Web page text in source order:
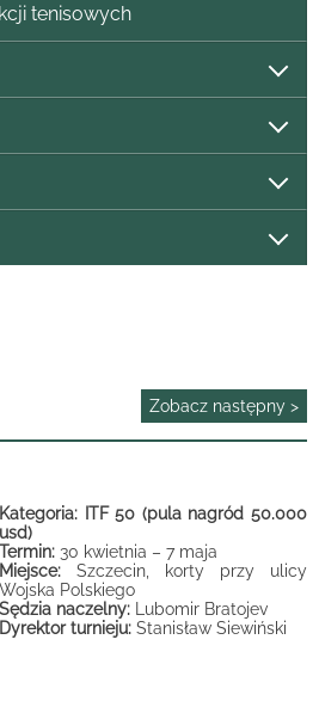
tenisowych
Zobacz następny >
Kategoria: ITF 50 (pula nagród 50.000
usd)
Termin: 30 kwietnia – 7 maja
Miejsce: Szczecin, korty przy ulicy
Wojska Polskiego
Sędzia naczelny: Lubomir Bratojev
Dyrektor turnieju: Stanisław Siewiński